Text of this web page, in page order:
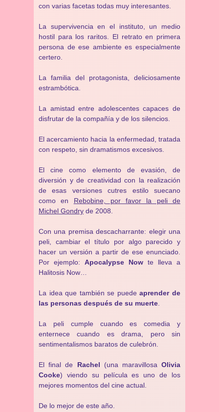
con varias facetas todas muy interesantes.
La supervivencia en el instituto, un medio
hostil para los raritos. El retrato en primera
persona de ese ambiente es especialmente
certero.
La familia del protagonista, deliciosamente
estrambótica.
La amistad entre adolescentes capaces de
disfrutar de la compañía y de los silencios.
El acercamiento hacia la enfermedad, tratada
con respeto, sin dramatismos excesivos.
El cine como elemento de evasión, de
diversión y de creatividad con la realización
de esas versiones cutres estilo suecano
como en Rebobine, por favor la peli de
Michel Gondry de 2008.
Con una premisa descacharrante: elegir una
peli, cambiar el título por algo parecido y
hacer un versión a partir de ese enunciado.
Por ejemplo: Apocalypse Now te lleva a
Halitosis Now…
La idea que también se puedeaprender de
las personas después de su muerte
La peli cumple cuando es comedia y
enternece cuando es drama, pero sin
sentimentalismos baratos de culebrón.
El final de Rachel (una maravillosa Olivia
Cooke) viendo su película es uno de los
mejores momentos del cine actual.
De lo mejor de este año.